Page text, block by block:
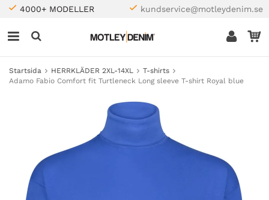
4000+ MODELLER kundservice@motleydenim.se
Startsida HERRKLÄDER 2XL-14XL
T-shirts
Adamo Fabio Comfort fit Turtleneck Long sleeve T-shirt Royal blue